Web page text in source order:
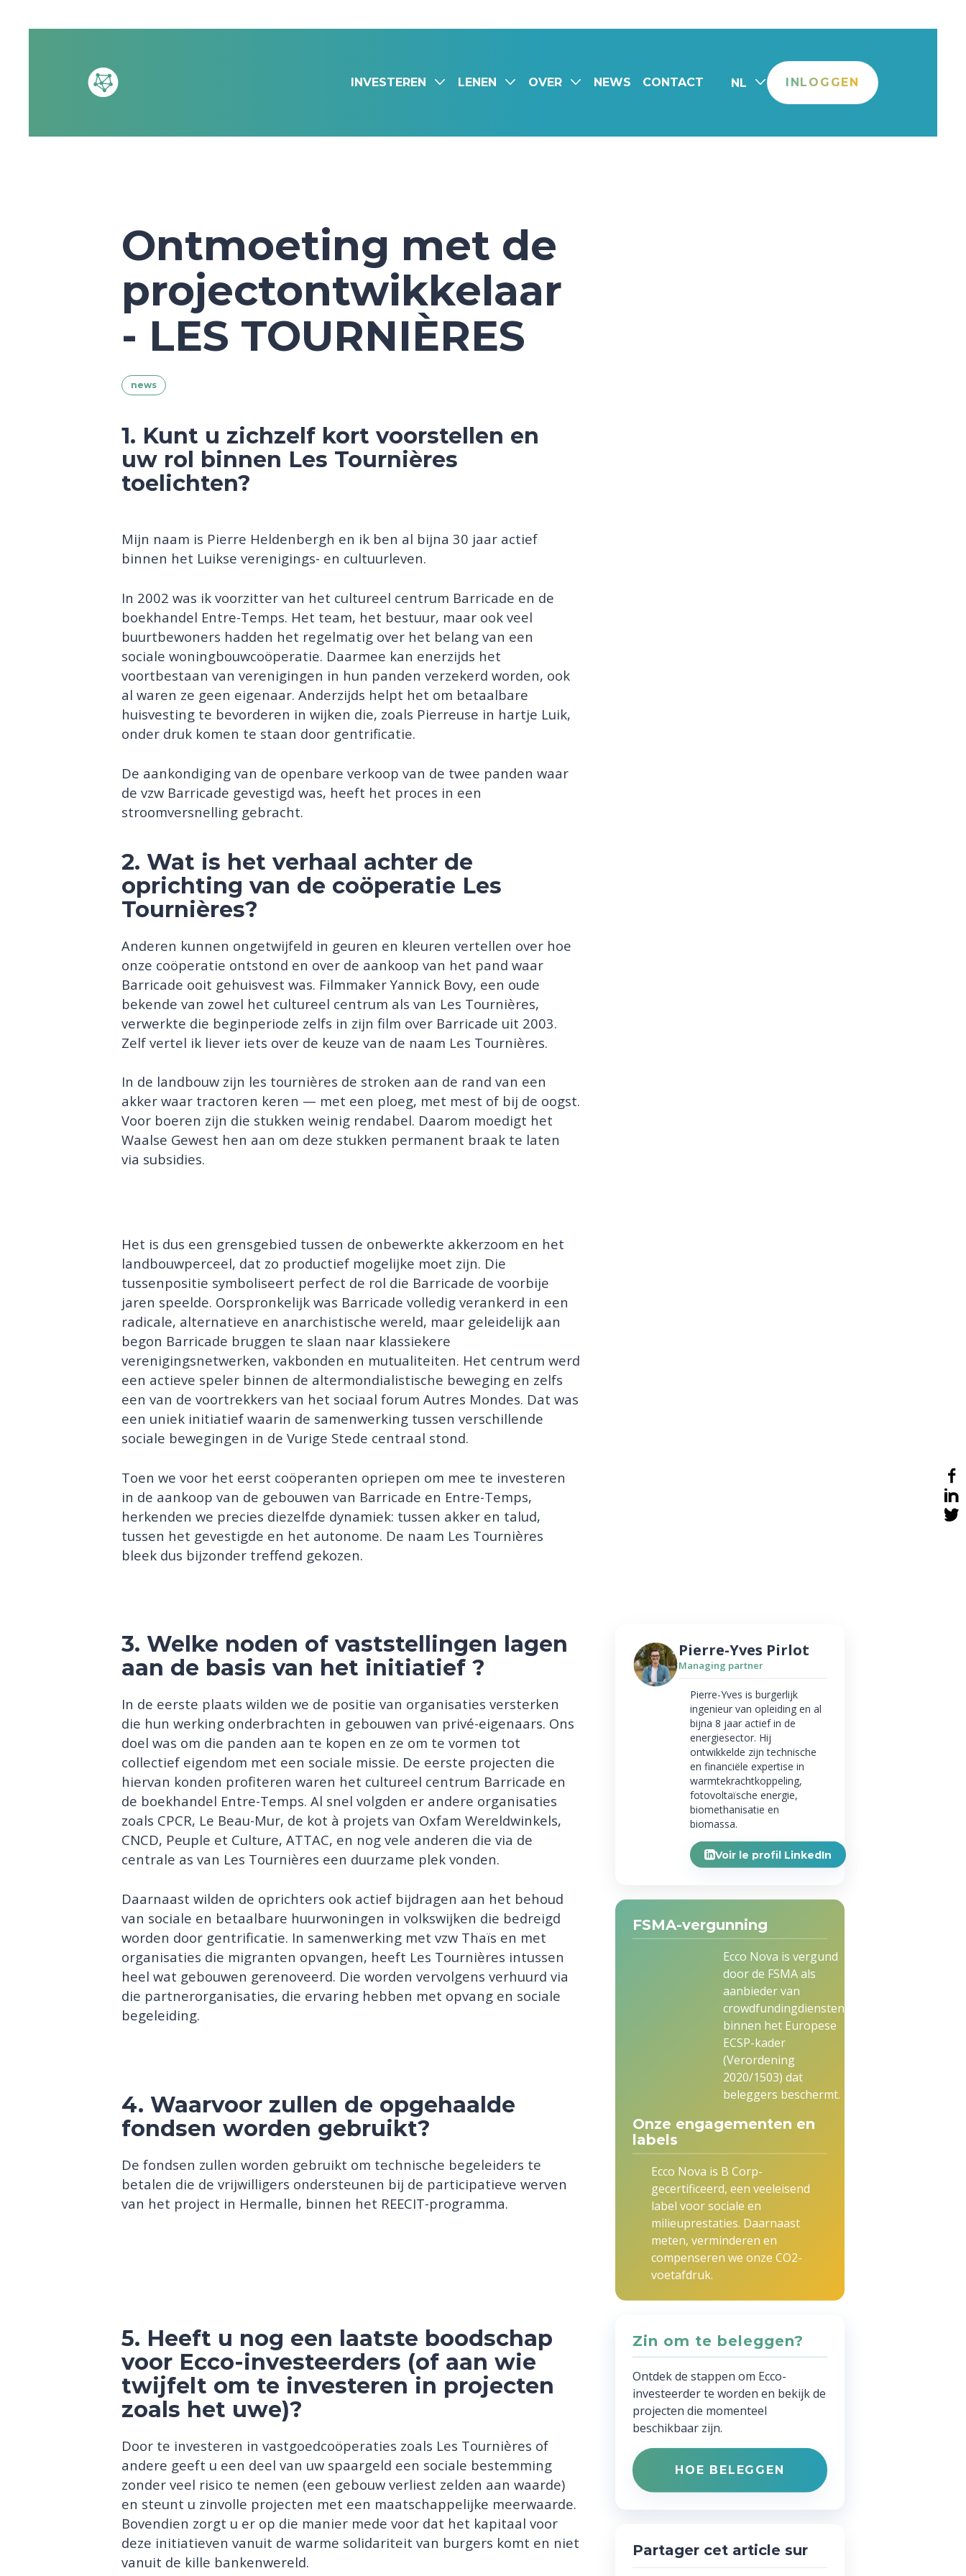
INVESTEREN LENEN OVER NEWS CONTACT NL INLOGGEN
Ontmoeting met de
projectontwikkelaar
- LES TOURNIÈRES
news
1. Kunt u zichzelf kort voorstellen en
uw rol binnen Les Tournières
toelichten?
Mijn naam is Pierre Heldenbergh en ik ben al bijna 30 jaar actief
binnen het Luikse verenigings- en cultuurleven.
In 2002 was ik voorzitter van het cultureel centrum Barricade en de
boekhandel Entre-Temps. Het team, het bestuur, maar ook veel
buurtbewoners hadden het regelmatig over het belang van een
sociale woningbouwcoöperatie. Daarmee kan enerzijds het
voortbestaan van verenigingen in hun panden verzekerd worden, ook
al waren ze geen eigenaar. Anderzijds helpt het om betaalbare
huisvesting te bevorderen in wijken die, zoals Pierreuse in hartje Luik,
onder druk komen te staan door gentrificatie.
De aankondiging van de openbare verkoop van de twee panden waar
de vzw Barricade gevestigd was, heeft het proces in een
stroomversnelling gebracht.
2. Wat is het verhaal achter de
oprichting van de coöperatie Les
Tournières?
Anderen kunnen ongetwijfeld in geuren en kleuren vertellen over hoe
onze coöperatie ontstond en over de aankoop van het pand waar
Barricade ooit gehuisvest was. Filmmaker Yannick Bovy, een oude
bekende van zowel het cultureel centrum als van Les Tournières,
verwerkte die beginperiode zelfs in zijn film over Barricade uit 2003.
Zelf vertel ik liever iets over de keuze van de naam Les Tournières.
In de landbouw zijn les tournières de stroken aan de rand van een
akker waar tractoren keren — met een ploeg, met mest of bij de oogst.
Voor boeren zijn die stukken weinig rendabel. Daarom moedigt het
Waalse Gewest hen aan om deze stukken permanent braak te laten
via subsidies.
Het is dus een grensgebied tussen de onbewerkte akkerzoom en het
landbouwperceel, dat zo productief mogelijke moet zijn. Die
tussenpositie symboliseert perfect de rol die Barricade de voorbije
jaren speelde. Oorspronkelijk was Barricade volledig verankerd in een
radicale, alternatieve en anarchistische wereld, maar geleidelijk aan
begon Barricade bruggen te slaan naar klassiekere
verenigingsnetwerken, vakbonden en mutualiteiten. Het centrum werd
een actieve speler binnen de altermondialistische beweging en zelfs
een van de voortrekkers van het sociaal forum Autres Mondes. Dat was
een uniek initiatief waarin de samenwerking tussen verschillende
sociale bewegingen in de Vurige Stede centraal stond.
Toen we voor het eerst coöperanten opriepen om mee te investeren
in de aankoop van de gebouwen van Barricade en Entre-Temps,
herkenden we precies diezelfde dynamiek: tussen akker en talud,
tussen het gevestigde en het autonome. De naam Les Tournières
bleek dus bijzonder treffend gekozen.
3. Welke noden of vaststellingen lagen
aan de basis van het initiatief ?
In de eerste plaats wilden we de positie van organisaties versterken
die hun werking onderbrachten in gebouwen van privé-eigenaars. Ons
doel was om die panden aan te kopen en ze om te vormen tot
collectief eigendom met een sociale missie. De eerste projecten die
hiervan konden profiteren waren het cultureel centrum Barricade en
de boekhandel Entre-Temps. Al snel volgden er andere organisaties
zoals CPCR, Le Beau-Mur, de kot à projets van Oxfam Wereldwinkels,
CNCD, Peuple et Culture, ATTAC, en nog vele anderen die via de
centrale as van Les Tournières een duurzame plek vonden.
Daarnaast wilden de oprichters ook actief bijdragen aan het behoud
van sociale en betaalbare huurwoningen in volkswijken die bedreigd
worden door gentrificatie. In samenwerking met vzw Thaïs en met
organisaties die migranten opvangen, heeft Les Tournières intussen
heel wat gebouwen gerenoveerd. Die worden vervolgens verhuurd via
die partnerorganisaties, die ervaring hebben met opvang en sociale
begeleiding.
4. Waarvoor zullen de opgehaalde
fondsen worden gebruikt?
De fondsen zullen worden gebruikt om technische begeleiders te
betalen die de vrijwilligers ondersteunen bij de participatieve werven
van het project in Hermalle, binnen het REECIT-programma.
5. Heeft u nog een laatste boodschap
voor Ecco-investeerders (of aan wie
twijfelt om te investeren in projecten
zoals het uwe)?
Door te investeren in vastgoedcoöperaties zoals Les Tournières of
andere geeft u een deel van uw spaargeld een sociale bestemming
zonder veel risico te nemen (een gebouw verliest zelden aan waarde)
en steunt u zinvolle projecten met een maatschappelijke meerwaarde.
Bovendien zorgt u er op die manier mede voor dat het kapitaal voor
deze initiatieven vanuit de warme solidariteit van burgers komt en niet
vanuit de kille bankenwereld.
Pierre-Yves Pirlot
Managing partner
Pierre-Yves is burgerlijk
ingenieur van opleiding en al
bijna 8 jaar actief in de
energiesector. Hij
ontwikkelde zijn technische
en financiële expertise in
warmtekrachtkoppeling,
fotovoltaïsche energie,
biomethanisatie en
biomassa.
Voir le profil LinkedIn
FSMA-vergunning
Ecco Nova is vergund
door de FSMA als
aanbieder van
crowdfundingdiensten,
binnen het Europese
ECSP-kader
(Verordening
2020/1503) dat
beleggers beschermt.
Onze engagementen en
labels
Ecco Nova is B Corp-
gecertificeerd, een veeleisend
label voor sociale en
milieuprestaties. Daarnaast
meten, verminderen en
compenseren we onze CO2-
voetafdruk.
Zin om te beleggen?
Ontdek de stappen om Ecco-
investeerder te worden en bekijk de
projecten die momenteel
beschikbaar zijn.
HOE BELEGGEN
Partager cet article sur